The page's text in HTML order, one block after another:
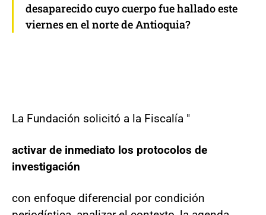
desaparecido cuyo cuerpo fue hallado este
viernes en el norte de Antioquia?
La Fundación solicitó a la Fiscalía "
activar de inmediato los protocolos de
investigación
con enfoque diferencial por condición